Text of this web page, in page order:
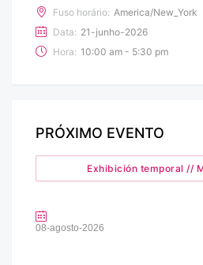
Fuso horário: America/New_York
Data: 21-junho-2026
Hora: 10:00 am - 5:30 pm
PRÓXIMO EVENTO
Exhibición temporal //
08-agosto-2026